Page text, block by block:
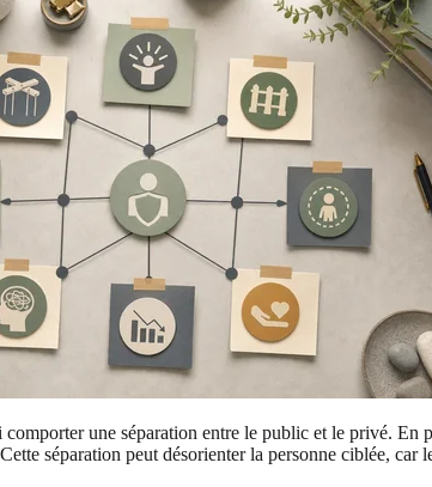
une séparation entre le public et le privé.
séparation peut désorienter la personne ciblée, car